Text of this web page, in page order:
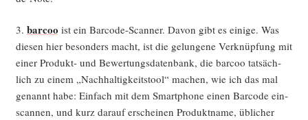
3. bar­coo ist ein Bar­code-Scan­ner. Davon gibt es eini­ge. Was
die­sen hier beson­ders macht, ist die gelun­ge­ne Ver­knüp­fung mit
einer Pro­dukt- und Bewer­tungs­da­ten­bank, die bar­coo tat­säch­
lich zu einem „Nach­hal­tig­keits­tool“ machen, wie ich das mal
genannt habe: Ein­fach mit dem Smart­phone einen Bar­code ein­
scan­nen, und kurz dar­auf erschei­nen Pro­dukt­na­me, übli­cher